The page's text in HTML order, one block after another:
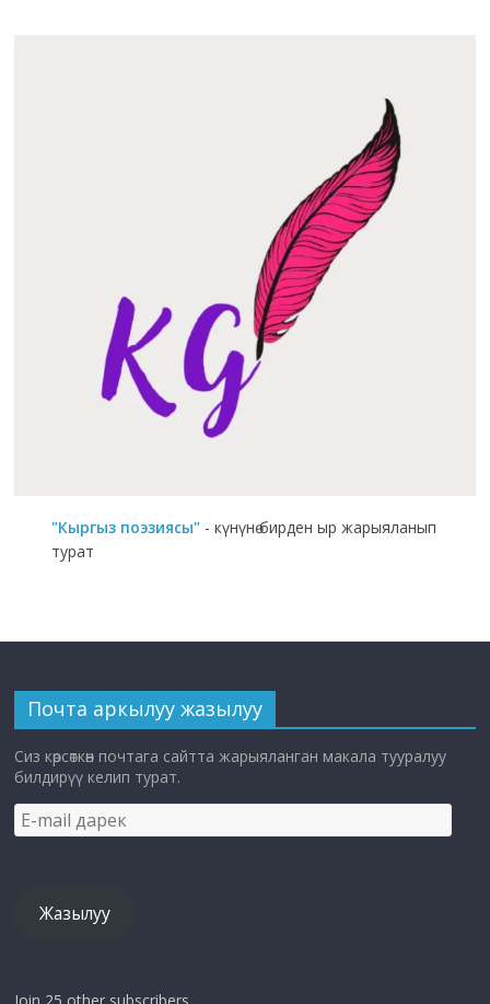
"Кыргыз поэзиясы" - күнүнө бирден ыр жарыяланып
турат
Почта аркылуу жазылуу
Сиз көрсөткөн почтага сайтта жарыяланган макала тууралуу
билдирүү келип турат.
E-
mail
Жазылуу